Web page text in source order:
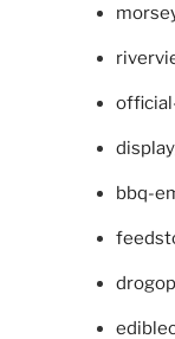
bbq-